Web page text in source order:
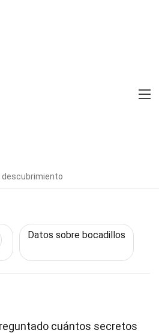
descubrimiento
Datos sobre bocadillos
cuántos secretos